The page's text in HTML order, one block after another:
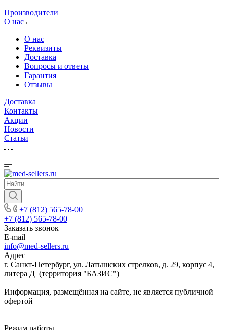
Производители
О нас
О нас
Реквизиты
Доставка
Вопросы и ответы
Гарантия
Отзывы
Доставка
Контакты
Акции
Новости
Cтатьи
+7 (812) 565-78-00
+7 (812) 565-78-00
Заказать звонок
E-mail
info@med-sellers.ru
Адрес
г. Санкт-Петербург, ул. Латышских стрелков, д. 29, корпус 4,
литера Д (территория "БАЗИС")
Информация, размещённая на сайте, не является публичной
офертой
Режим работы